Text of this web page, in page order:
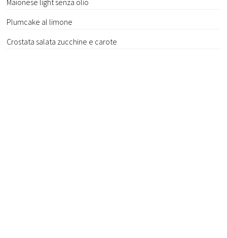
Plumcake al limone
Crostata salata zucchine e carote